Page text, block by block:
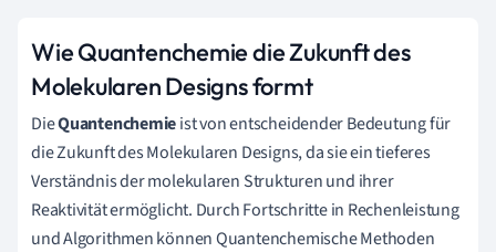
Wie Quantenchemie die Zukunft des
Molekularen Designs formt
DieQuantenchemieist von entscheidender Bedeutung für
die Zukunft des Molekularen Designs, da sie ein tieferes
Verständnis der molekularen Strukturen und ihrer
Reaktivität ermöglicht. Durch Fortschritte in Rechenleistung
und Algorithmen können Quantenchemische Methoden